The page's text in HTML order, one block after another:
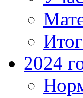
2024